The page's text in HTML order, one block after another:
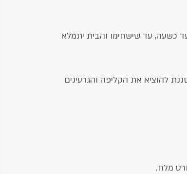
כשעה, עד שישחימו והבית יתמלא
להוציא את הקליפה והגרעינים
מלח.